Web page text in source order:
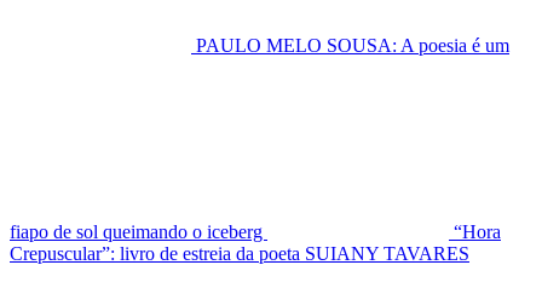
PAULO MELO SOUSA: A poesia é um
fiapo de sol queimando o iceberg
“Hora
Crepuscular”: livro de estreia da poeta SUIANY TAVARES